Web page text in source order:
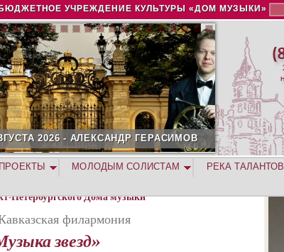
to navigationУЧРЕЖДЕНИЕ КУЛЬТУРЫ «ДОМ МУЗЫКИ»
ГЕРАСИМОВ
Петербургского Дома музыки
филармония
звезд»
ПРОЕКТЫ МОЛОДЫМ СОЛИСТАМ РЕКА ТАЛАНТОВ